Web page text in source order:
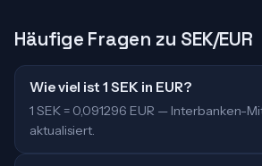
Häufige Fragen zu SEK/EUR
Wie viel ist 1 SEK in EUR?
1 SEK = 0,091296 EUR — Interbanken-
aktualisiert.